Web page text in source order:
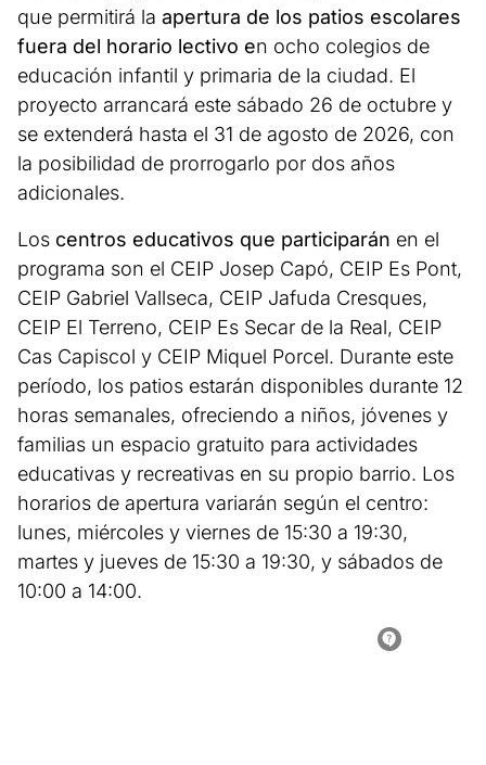
que permitirá la apertura de los patios escolares
fuera del horario lectivo en ocho colegios de
educación infantil y primaria de la ciudad. El
proyecto arrancará este sábado 26 de octubre y
se extenderá hasta el 31 de agosto de 2026, con
la posibilidad de prorrogarlo por dos años
adicionales.
Los centros educativos que participarán en el
programa son el CEIP Josep Capó, CEIP Es Pont,
CEIP Gabriel Vallseca, CEIP Jafuda Cresques,
CEIP El Terreno, CEIP Es Secar de la Real, CEIP
Cas Capiscol y CEIP Miquel Porcel. Durante este
período, los patios estarán disponibles durante 12
horas semanales, ofreciendo a niños, jóvenes y
familias un espacio gratuito para actividades
educativas y recreativas en su propio barrio. Los
horarios de apertura variarán según el centro:
lunes, miércoles y viernes de 15:30 a 19:30,
martes y jueves de 15:30 a 19:30, y sábados de
10:00 a 14:00.